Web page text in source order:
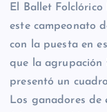
El Ballet
este campeonato
con la puesta en
que la agrupación
presentó un
Los ganadores de